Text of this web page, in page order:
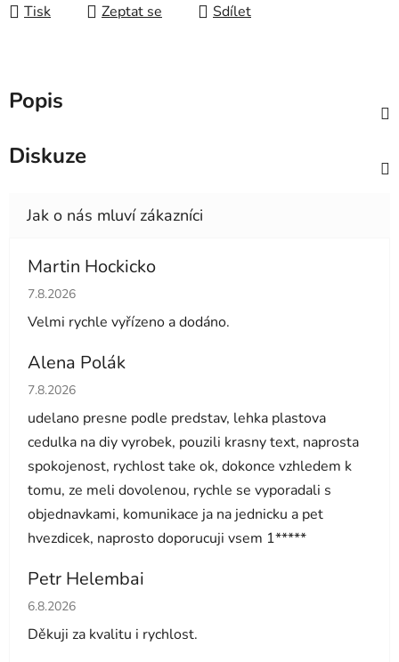
Tisk Zeptat se Sdílet
Popis
Diskuze
Martin Hockicko
Hodnocení obchodu je 5 z 5 hvězdiček.
7.8.2026
Velmi rychle vyřízeno a dodáno.
Alena Polák
Hodnocení obchodu je 5 z 5 hvězdiček.
7.8.2026
udelano presne podle predstav, lehka plastova
cedulka na diy vyrobek, pouzili krasny text, naprosta
spokojenost, rychlost take ok, dokonce vzhledem k
tomu, ze meli dovolenou, rychle se vyporadali s
objednavkami, komunikace ja na jednicku a pet
hvezdicek, naprosto doporucuji vsem 1*****
Petr Helembai
Hodnocení obchodu je 5 z 5 hvězdiček.
6.8.2026
Děkuji za kvalitu i rychlost.